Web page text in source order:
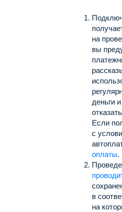
на
вы
деньги
Если
с
оплаты.
в
на